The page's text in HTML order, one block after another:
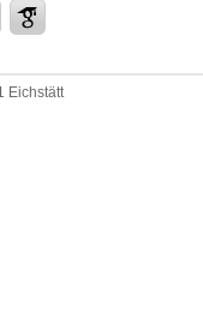
Eichstätt